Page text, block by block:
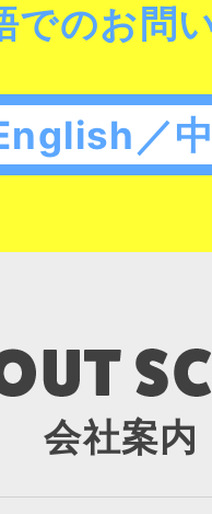
のお問
／
会社案内